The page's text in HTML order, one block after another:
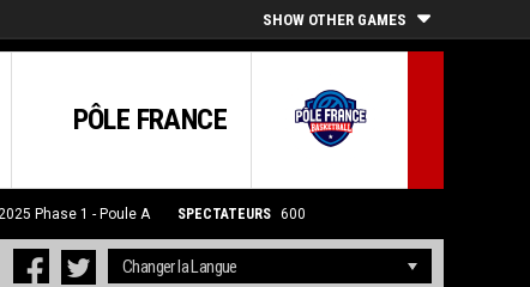
SHOW OTHER GAMES
PÔLE FRANCE
Phase 1 - Poule A SPECTATEURS 600